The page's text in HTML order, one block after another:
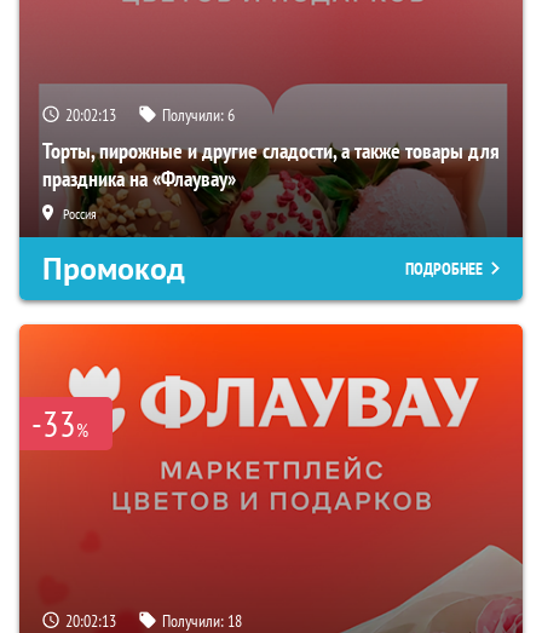
20:02:12 Получили:6
Торты, пирожные и другие сладости, а также товары для
праздника на «Флаувау»
Россия
Промокод ПОДРОБНЕЕ
-33%
20:02:12 Получили: 18